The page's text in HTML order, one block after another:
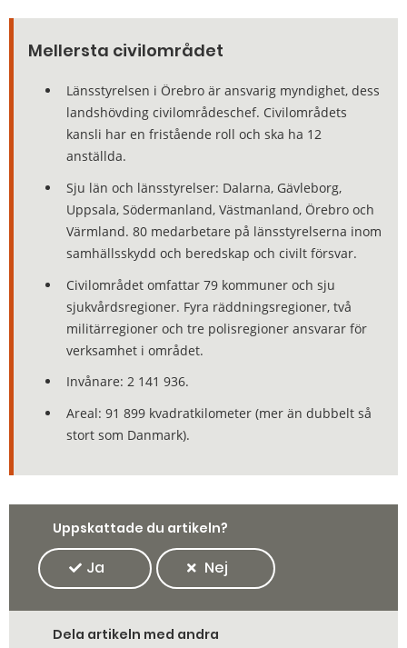
Mellersta civilområdet
Länsstyrelsen i Örebro är ansvarig myndighet, dess
landshövding civilområdeschef. Civilområdets
kansli har en fristående roll och ska ha 12
anställda.
Sju län och länsstyrelser: Dalarna, Gävleborg,
Uppsala, Södermanland, Västmanland, Örebro och
Värmland. 80 medarbetare på länsstyrelserna inom
samhällsskydd och beredskap och civilt försvar.
Civilområdet omfattar 79 kommuner och sju
sjukvårdsregioner. Fyra räddningsregioner, två
militärregioner och tre polisregioner ansvarar för
verksamhet i området.
Invånare: 2 141 936.
Areal: 91 899 kvadratkilometer (mer än dubbelt så
stort som Danmark).
Uppskattade du artikeln?
Ja Nej
Dela artikeln med andra